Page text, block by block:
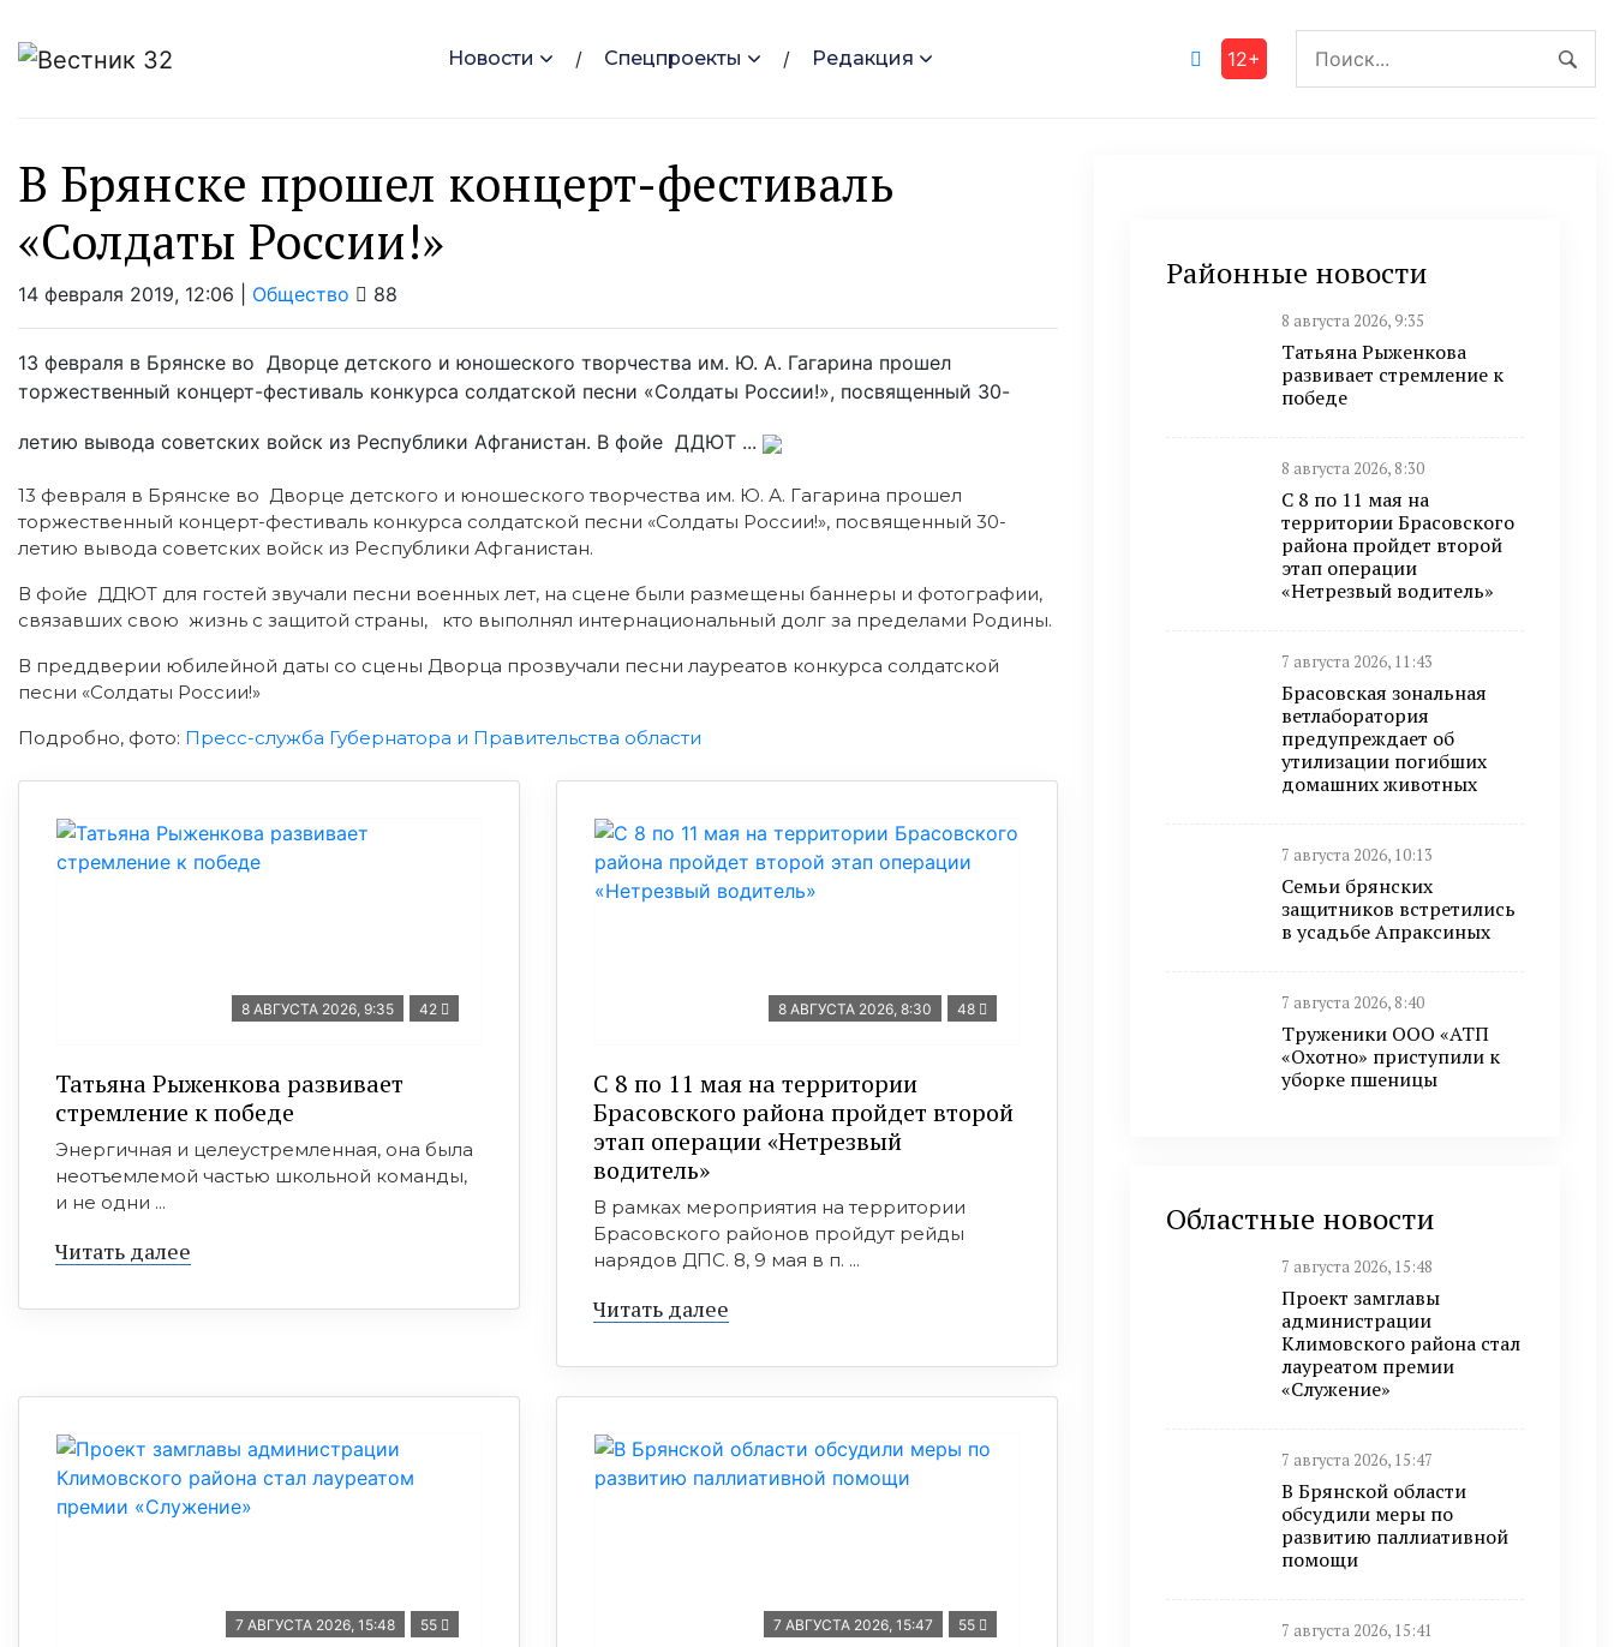
Новости Спецпроекты Редакция 12+
В Брянске прошел концерт-фестиваль
«Солдаты России!»
14 февраля 2019, 12:06 | Общество 88
13 февраля в Брянске во Дворце детского и юношеского творчества им. Ю. А. Гагарина прошел
торжественный концерт-фестиваль конкурса солдатской песни «Солдаты России!», посвященный 30-
летию вывода советских войск из Республики Афганистан. В фойе ДДЮТ ...
13 февраля в Брянске во Дворце детского и юношеского творчества им. Ю. А. Гагарина прошел
торжественный концерт-фестиваль конкурса солдатской песни «Солдаты России!», посвященный 30-
летию вывода советских войск из Республики Афганистан.
В фойе ДДЮТ для гостей звучали песни военных лет, на сцене были размещены баннеры и фотографии,
связавших свою жизнь с защитой страны, кто выполнял интернациональный долг за пределами Родины.
В преддверии юбилейной даты со сцены Дворца прозвучали песни лауреатов конкурса солдатской
песни «Солдаты России!»
Подробно, фото: Пресс-служба Губернатора и Правительства области
8 АВГУСТА 2026, 9:35 42
Татьяна Рыженкова развивает
стремление к победе
Энергичная и целеустремленная, она была
неотъемлемой частью школьной команды,
и не одни ...
Читать далее
8 АВГУСТА 2026, 8:30 48
С 8 по 11 мая на территории
Брасовского района пройдет второй
этап операции «Нетрезвый
водитель»
В рамках мероприятия на территории
Брасовского районов пройдут рейды
нарядов ДПС. 8, 9 мая в п. ...
Читать далее
7 АВГУСТА 2026, 15:48 55 7 АВГУСТА 2026, 15:47 55
Районные новости
8 августа 2026, 9:35
Татьяна Рыженкова
развивает стремление к
победе
8 августа 2026, 8:30
С 8 по 11 мая на
территории Брасовского
района пройдет второй
этап операции
«Нетрезвый водитель»
7 августа 2026, 11:43
Брасовская зональная
ветлаборатория
предупреждает об
утилизации погибших
домашних животных
7 августа 2026, 10:13
Семьи брянских
защитников встретились
в усадьбе Апраксиных
7 августа 2026, 8:40
Труженики ООО «АТП
«Охотно» приступили к
уборке пшеницы
Областные новости
7 августа 2026, 15:48
Проект замглавы
администрации
Климовского района стал
лауреатом премии
«Служение»
7 августа 2026, 15:47
В Брянской области
обсудили меры по
развитию паллиативной
помощи
7 августа 2026, 15:41